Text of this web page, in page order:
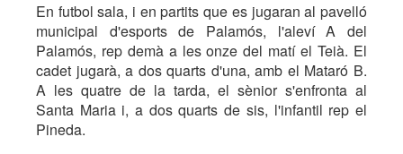
En futbol sala, i en partits que es jugaran al pavelló
municipal d'esports de Palamós, l'aleví A del
Palamós, rep demà a les onze del matí el Teià. El
cadet jugarà, a dos quarts d'una, amb el Mataró B.
A les quatre de la tarda, el sènior s'enfronta al
Santa Maria i, a dos quarts de sis, l'infantil rep el
Pineda.